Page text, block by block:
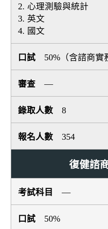
2. 心理測驗與統計
3. 英文
4. 國文
50%（含諮商實
—
8
354
復健諮
—
50%